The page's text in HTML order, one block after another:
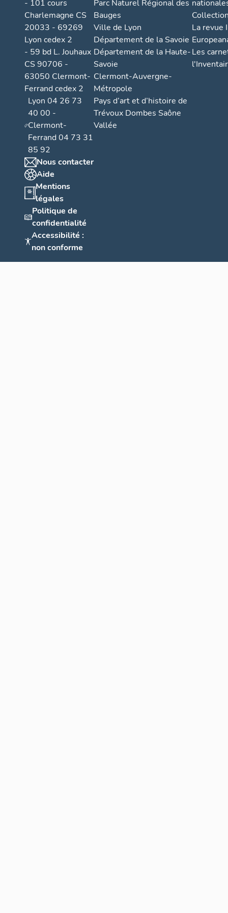
- 101 cours
Charlemagne CS
20033 - 69269
Lyon cedex 2
- 59 bd L. Jouhaux
CS 90706 -
63050 Clermont-
Ferrand cedex 2
Lyon 04 26 73
40 00 -
Clermont-
Ferrand 04 73 31
85 92
Nous contacter
Aide
Mentions
légales
Politique de
confidentialité
Accessibilité :
non conforme
Parc Naturel Régional des
Bauges
Ville de Lyon
Département de la Savoie
Département de la Haute-
Savoie
Clermont-Auvergne-
Métropole
Pays d’art et d’histoire de
Trévoux Dombes Saône
Vallée
La revue
Les